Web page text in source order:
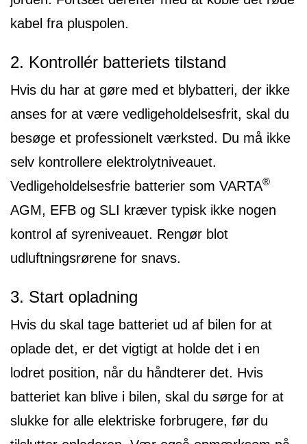
kabel fra pluspolen.
2. Kontrollér batteriets tilstand
Hvis du har at gøre med et blybatteri, der ikke
anses for at være vedligeholdelsesfrit, skal du
besøge et professionelt værksted. Du må ikke
selv kontrollere elektrolytniveauet.
Vedligeholdelsesfrie batterier som VARTA®
AGM, EFB og SLI kræver typisk ikke nogen
kontrol af syreniveauet. Rengør blot
udluftningsrørene for snavs.
3. Start opladning
Hvis du skal tage batteriet ud af bilen for at
oplade det, er det vigtigt at holde det i en
lodret position, når du håndterer det. Hvis
batteriet kan blive i bilen, skal du sørge for at
slukke for alle elektriske forbrugere, før du